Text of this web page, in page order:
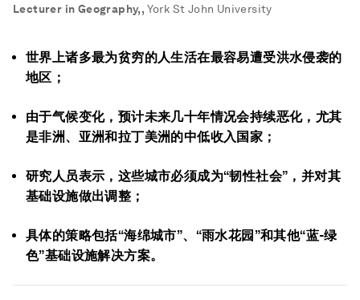
Lecturer in Geography,, York St John University
世界上诸多最为贫穷的人生活在最容易遭受洪水侵袭的
地区；
由于气候变化，预计未来几十年情况会持续恶化，尤其
是非洲、亚洲和拉丁美洲的中低收入国家；
研究人员表示，这些城市必须成为“韧性社会”，并对其
基础设施做出调整；
具体的策略包括“海绵城市”、“雨水花园”和其他“蓝-绿
色”基础设施解决方案。